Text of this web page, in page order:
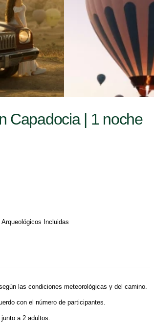
Capadocia | 1 noche
Incluidas
las condiciones meteorológicas y del camino.
con el número de participantes.
a 2 adultos.